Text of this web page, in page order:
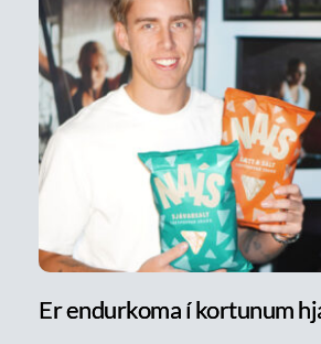
Er endurkoma í kortunum